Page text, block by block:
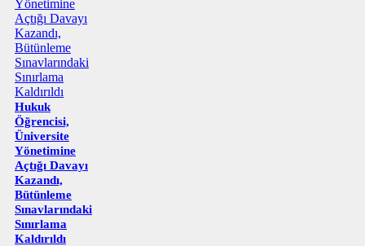
Hukuk
Öğrencisi,
Üniversite
Yönetimine
Açtığı Davayı
Kazandı,
Bütünleme
Sınavlarındaki
Sınırlama
Kaldırıldı